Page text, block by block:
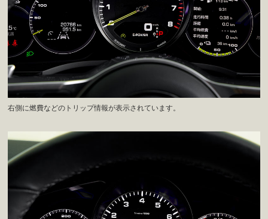
右側に燃費などのトリップ情報が表示されています。